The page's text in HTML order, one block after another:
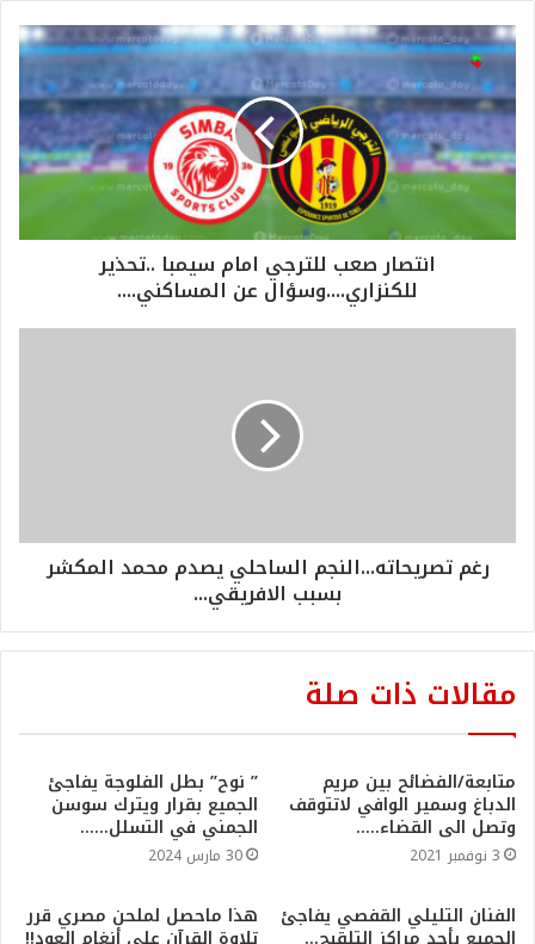
انتصار صعب للترجي امام سيمبا ..تحذير
للكنزاري....وسؤال عن المساكني....
رغم تصريحاته...النجم الساحلي يصدم محمد المكشر
بسبب الافريقي...
مقالات ذات صلة
متابعة/الفضائح بين مريم
الدباغ وسمير الوافي لاتتوقف
وتصل الى القضاء…..
3 نوفمبر 2021
” نوح” بطل الفلوجة يفاجئ
الجميع بقرار ويترك سوسن
الجمني في التسلل……
30 مارس 2024
الفنان التليلي القفصي يفاجئ هذا ماحصل لملحن مصري قرر